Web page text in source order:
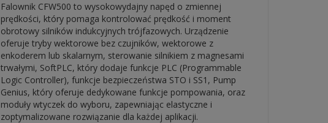
Falownik CFW500 to wysokowydajny napęd o zmiennej
prędkości, który pomaga kontrolować prędkość i moment
obrotowy silników indukcyjnych trójfazowych. Urządzenie
oferuje tryby wektorowe bez czujników, wektorowe z
enkoderem lub skalarnym, sterowanie silnikiem z magnesami
trwałymi, SoftPLC, który dodaje funkcje PLC (Programmable
Logic Controller), funkcje bezpieczeństwa STO i SS1, Pump
Genius, który oferuje dedykowane funkcje pompowania, oraz
moduły wtyczek do wyboru, zapewniając elastyczne i
zoptymalizowane rozwiązanie dla każdej aplikacji.